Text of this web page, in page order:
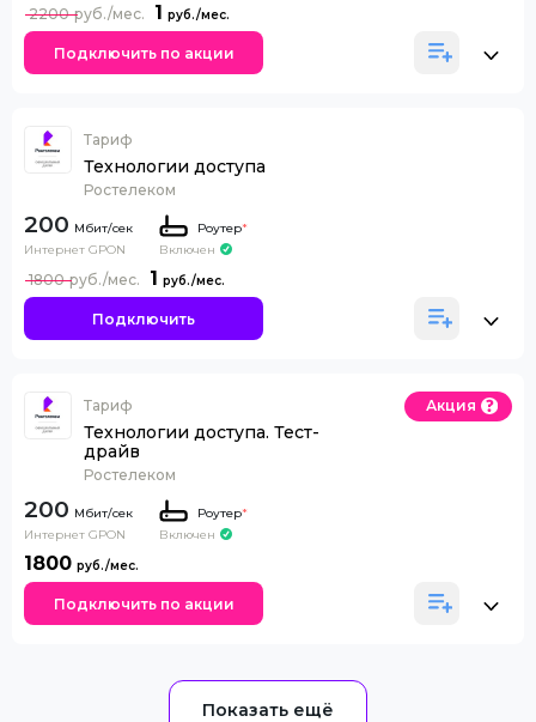
1
2200
Подключить по акции
Тариф
Технологии доступа
Ростелеком
200
Интернет GPON
Роутер*
Включен
1
1800
Подключить
Тариф
Технологии доступа. Тест-
драйв
Ростелеком
Акция
200
Интернет GPON
Роутер*
Включен
1800
Подключить по акции